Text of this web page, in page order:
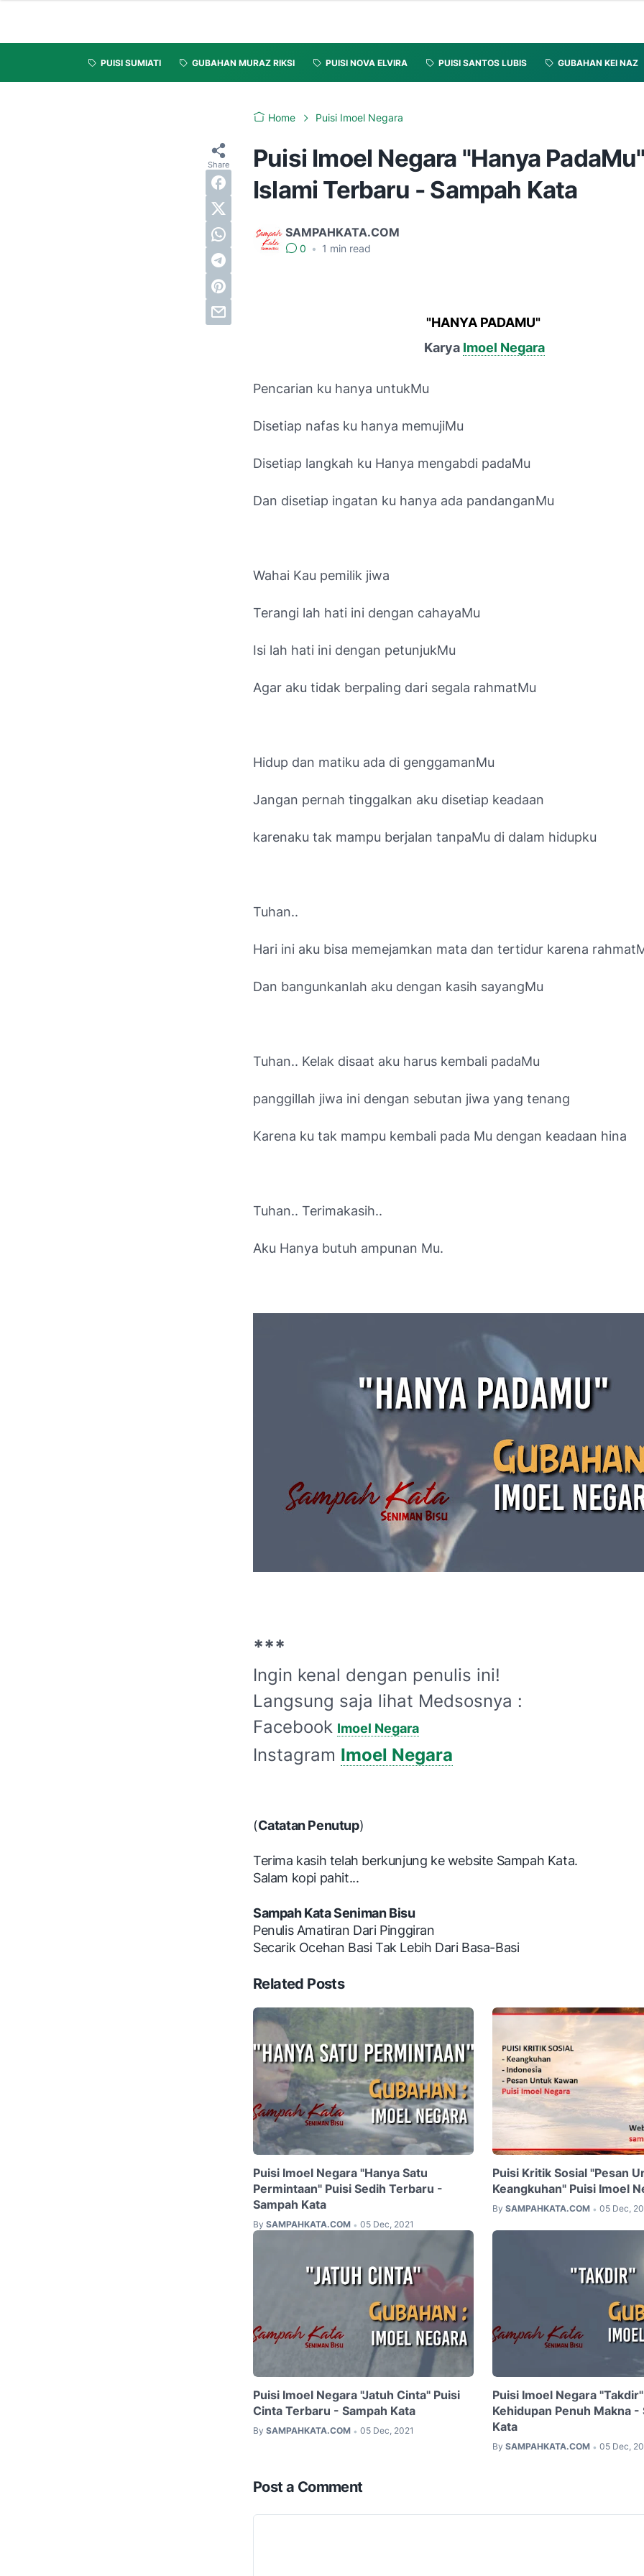
PUISI SUMIATI GUBAHAN MURAZ RIKSI PUISI NOVA ELVIRA PUISI SANTOS LUBIS GUBAHAN KEI NAZ
Home Puisi Imoel Negara
Puisi Imoel Negara "Hanya
Islami Terbaru - Sampah Kata
SAMPAHKATA.COM
0 • 1 min read
"HANYA PADAMU"
Karya Imoel Negara
Pencarian ku hanya untukMu
Disetiap nafas ku hanya memujiMu
Disetiap langkah ku Hanya mengabdi padaMu
Dan disetiap ingatan ku hanya ada pandanganMu
Wahai Kau pemilik jiwa
Terangi lah hati ini dengan cahayaMu
Isi lah hati ini dengan petunjukMu
Agar aku tidak berpaling dari segala rahmatMu
Hidup dan matiku ada di genggamanMu
Jangan pernah tinggalkan aku disetiap keadaan
karenaku tak mampu berjalan tanpaMu di dalam hidupku
Tuhan..
Hari ini aku bisa memejamkan mata dan tertidur karena
Dan bangunkanlah aku dengan kasih sayangMu
Tuhan.. Kelak disaat aku harus kembali padaMu
panggillah jiwa ini dengan sebutan jiwa yang tenang
Karena ku tak mampu kembali pada Mu dengan keadaan hina
Tuhan.. Terimakasih..
Aku Hanya butuh ampunan Mu.
***
Ingin kenal dengan penulis ini!
Langsung saja lihat Medsosnya :
Facebook Imoel Negara
Instagram Imoel Negara
(Catatan Penutup)
Terima kasih telah berkunjung ke website Sampah Kata.
Salam kopi pahit...
Sampah Kata Seniman Bisu
Penulis Amatiran Dari Pinggiran
Secarik Ocehan Basi Tak Lebih Dari Basa-Basi
Related Posts
Puisi Imoel Negara "Hanya Satu
Permintaan" Puisi Sedih Terbaru -
Sampah Kata
By SAMPAHKATA.COM • 05 Dec, 2021
Puisi Kritik Sosial "Pesan
Keangkuhan" Puisi Imoel
By SAMPAHKATA.COM • 05 Dec,
Puisi Imoel Negara "Jatuh Cinta" Puisi
Cinta Terbaru - Sampah Kata
By SAMPAHKATA.COM • 05 Dec, 2021
Puisi Imoel Negara
Kehidupan Penuh Makna -
Kata
By SAMPAHKATA.COM • 05 Dec,
Post a Comment